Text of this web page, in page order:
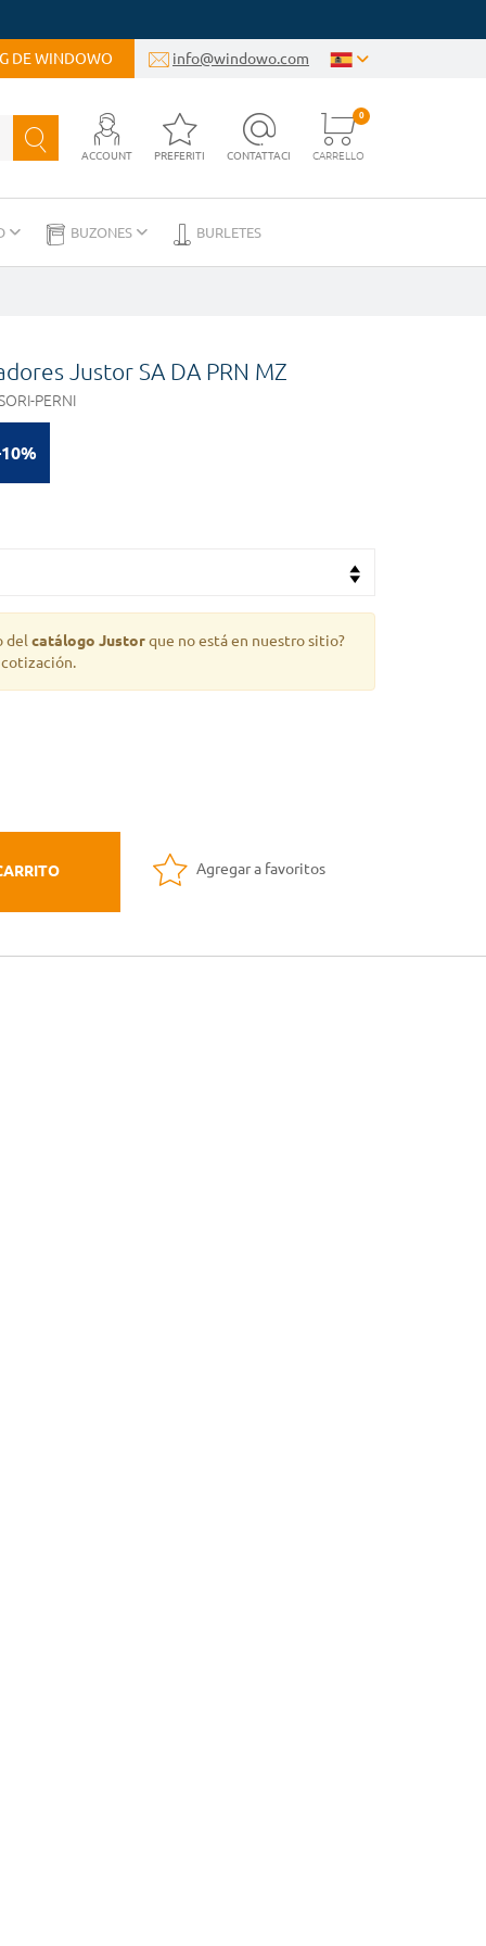
DE WINDOWO info@windowo.com
ACCOUNT PREFERITI CONTATTACI CARRELLO
0
BUZONES BURLETES
Justor SA DA PRN MZ
PERNI
del catálogo Justorque no está en nuestro sitio?
Agregar a favoritos